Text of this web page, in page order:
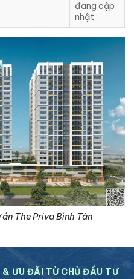
đang cập
nhật
The Priva Bình Tân
ƯU ĐÃI TỪ CHỦ ĐẦU TƯ